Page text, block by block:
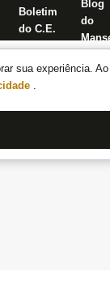
sua experiência.
.
Boletim
do C.E.
Blog
do